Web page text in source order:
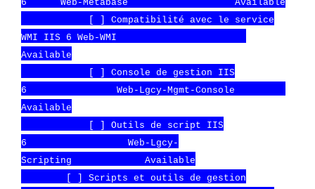
6 Web-Metabase Available
[ ] Compatibilité avec le service
WMI IIS 6 Web-WMI
Available
[ ] Console de gestion IIS
6 Web-Lgcy-Mgmt-Console
Available
[ ] Outils de script IIS
6 Web-Lgcy-
Scripting Available
[ ] Scripts et outils de gestion